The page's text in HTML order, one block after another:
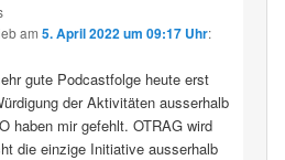
am 5. April 2022 um 09:17 Uhr:
gute Podcastfolge heute erst
der Aktivitäten ausserhalb
haben mir gefehlt. OTRAG wird
die einzige Initiative ausserhalb